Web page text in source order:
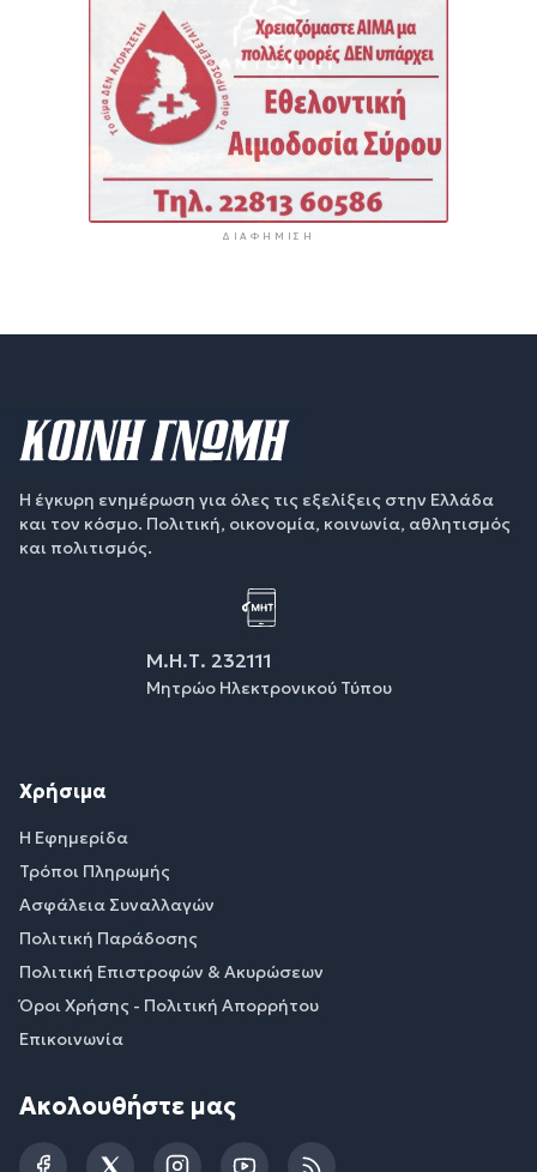
ΔΙΑΦΉΜΙΣΗ
Η έγκυρη ενημέρωση για όλες τις εξελίξεις στην Ελλάδα
και τον κόσμο. Πολιτική, οικονομία, κοινωνία, αθλητισμός
και πολιτισμός.
Μ.Η.Τ. 232111
Μητρώο Ηλεκτρονικού Τύπου
Χρήσιμα
Η Εφημερίδα
Τρόποι Πληρωμής
Ασφάλεια Συναλλαγών
Πολιτική Παράδοσης
Πολιτική Επιστροφών & Ακυρώσεων
Όροι Χρήσης - Πολιτική Απορρήτου
Επικοινωνία
Ακολουθήστε μας